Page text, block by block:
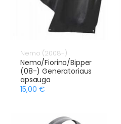
Nemo (2008-)
Nemo/Fiorino/Bipper
(08-) Generatoriaus
apsauga
15,00 €